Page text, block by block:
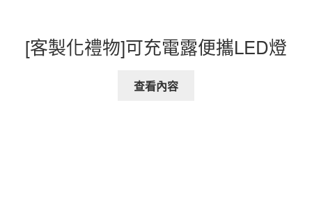
[客製化禮物]可充電露便攜LED燈
查看內容